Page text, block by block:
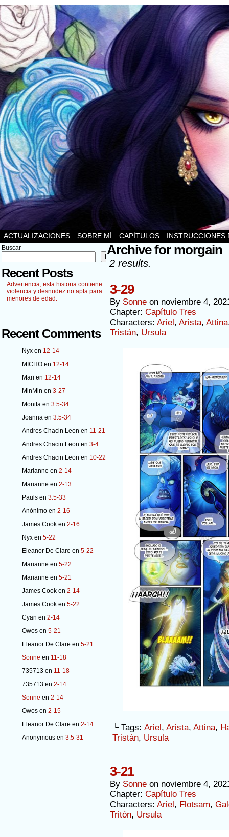
ACTUALIZACIONES SOBRE MÍ CAPÍTULOS INSTRUCCIONES
Buscar
Buscar
Recent Posts
Advertencia, esta historia contiene
violencia y desnudez no apta para
menores de edad.
Recent Comments
Nyx en 12-14
MICHO en 12-14
Mari en 12-14
MinMin en 3-27
Monita en 3.5-34
Joanna en 3.5-34
Andres Chacin Leon en 11-21
Andres Chacin Leon en 3-4
Andres Chacin Leon en 10-22
Marianne en 2-14
Marianne en 2-13
Pauls en 3.5-33
Anónimo en 2-16
James Cook en 2-16
Nyx en 5-22
Eleanor De Clare en 5-22
Marianne en 5-22
Marianne en 5-21
James Cook en 2-14
James Cook en 5-22
Cyan en 2-14
Owos en 5-21
Eleanor De Clare en 5-21
Sonne en 11-18
735713 en 11-18
735713 en 2-14
Sonne en 2-14
Owos en 2-15
Eleanor De Clare en 2-14
Anonymous en 3.5-31
Archive for morgain
2 results.
3-29
By Sonne on noviembre 4,
Chapter: Capítulo Tres
Characters: Ariel, Arista, Attina
Tristán, Ursula
└ Tags: Ariel , Arista, Attina,
Tristán, Ursula
3-21
By Sonne on noviembre 4,
Chapter: Capítulo Tres
Characters: Ariel , Flotsam,
Tritón, Ursula